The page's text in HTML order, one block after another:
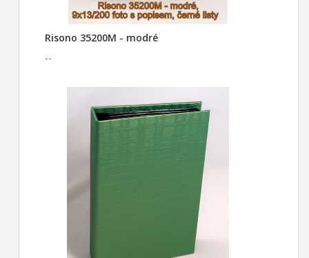
Risono 35200M - modré
--